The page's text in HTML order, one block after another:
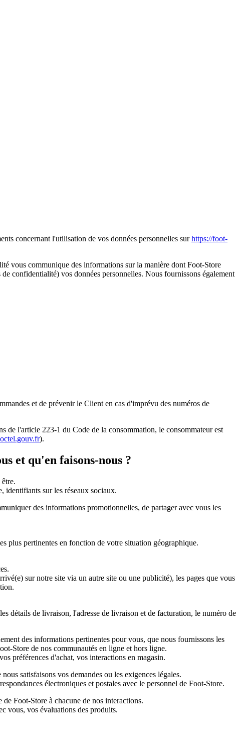
concernant l'utilisation de vos données personnelles surhttps://foot-
vous communique des informations sur la manière dont Foot-Store
confidentialité) vos données personnelles. Nous fournissons également
et de prévenir le Client en cas d'imprévu des numéros de
de l'article 223-1 du Code de la consommation, le consommateur est
).
et qu'en faisons-nous ?
identifiants sur les réseaux sociaux.
des informations promotionnelles, de partager avec vous les
plus pertinentes en fonction de votre situation géographique.
sur notre site via un autre site ou une publicité), les pages que vous
détails de livraison, l'adresse de livraison et de facturation, le numéro de
des informations pertinentes pour vous, que nous fournissons les
Store de nos communautés en ligne et hors ligne.
préférences d'achat, vos interactions en magasin.
satisfaisons vos demandes ou les exigences légales.
électroniques et postales avec le personnel de Foot-Store.
Foot-Store à chacune de nos interactions.
vous, vos évaluations des produits.